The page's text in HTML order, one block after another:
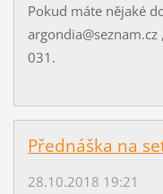
Pokud máte nějaké
031.
Přednáška na
28.10.2018 19:21